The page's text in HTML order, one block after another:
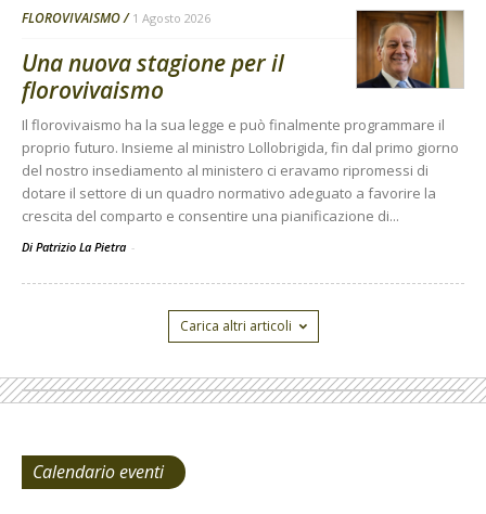
FLOROVIVAISMO 1 Agosto 2026
Una nuova stagione per il
florovivaismo
Il florovivaismo ha la sua legge e può finalmente programmare il
proprio futuro. Insieme al ministro Lollobrigida, fin dal primo giorno
del nostro insediamento al ministero ci eravamo ripromessi di
dotare il settore di un quadro normativo adeguato a favorire la
crescita del comparto e consentire una pianificazione di...
Di Patrizio La Pietra -
Carica altri articoli
Calendario eventi